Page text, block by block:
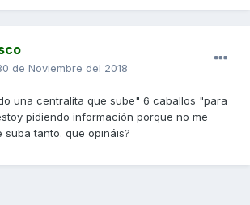
de Noviembre del 2018
una centralita que sube" 6 caballos "para
pidiendo información porque no me
tanto. que opináis?